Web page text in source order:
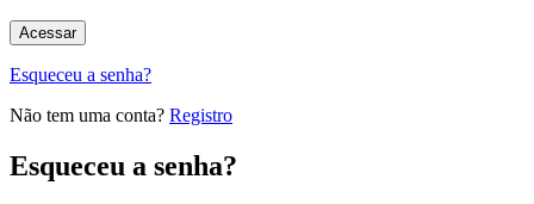
Esqueceu a senha?
Não tem uma conta? Registro
Esqueceu a senha?